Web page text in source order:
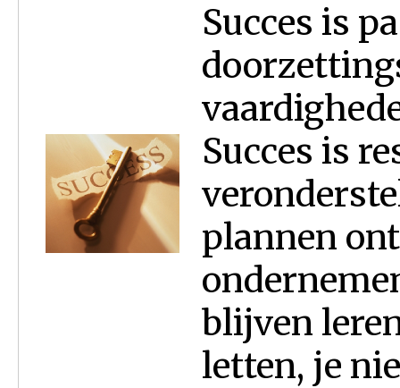
Succes is
Succes is
plannen
blijven
letten, je